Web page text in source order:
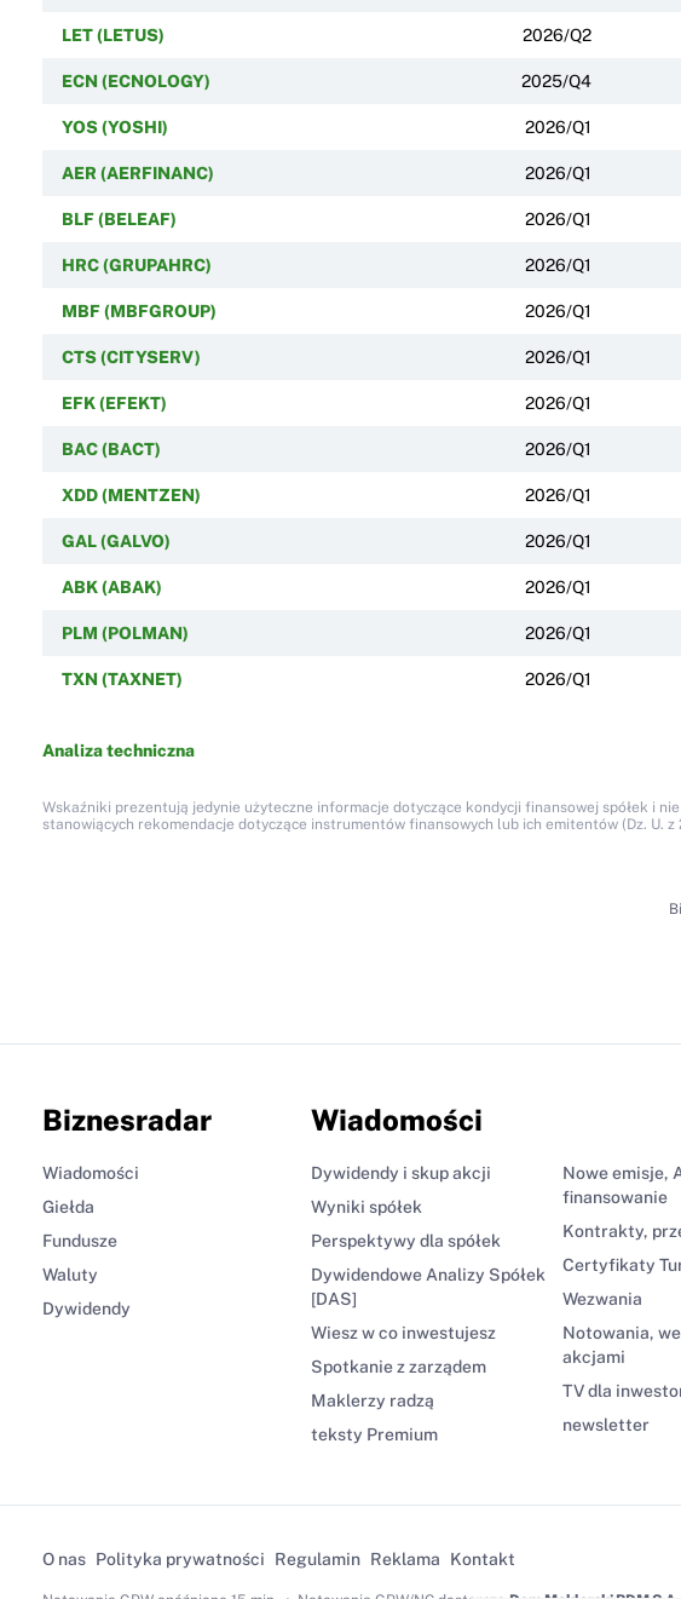
LET (LETUS) 2026/Q2
ECN (ECNOLOGY) 2025/Q4
YOS (YOSHI) 2026/Q1
AER (AERFINANC) 2026/Q1
BLF (BELEAF) 2026/Q1
HRC (GRUPAHRC) 2026/Q1
MBF (MBFGROUP) 2026/Q1
CTS (CITYSERV) 2026/Q1
EFK (EFEKT) 2026/Q1
BAC (BACT) 2026/Q1
XDD (MENTZEN) 2026/Q1
GAL (GALVO) 2026/Q1
ABK (ABAK) 2026/Q1
PLM (POLMAN) 2026/Q1
TXN (TAXNET) 2026/Q1
Analiza techniczna
Wskaźniki prezentują jedynie użyteczne informacje dotyczące kondycji finansowej spółek i
stanowiących rekomendacje dotyczące instrumentów finansowych lub ich emitentów (Dz. U. z
Biznesradar
Wiadomości
Giełda
Fundusze
Waluty
Dywidendy
Wiadomości
Dywidendy i skup akcji
Wyniki spółek
Perspektywy dla spółek
Dywidendowe Analizy Spółek
[DAS]
Wiesz w co inwestujesz
Spotkanie z zarządem
Maklerzy radzą
teksty Premium
Nowe emisje,
finansowanie
Kontrakty,
Certyfikaty
Wezwania
Notowania,
akcjami
TV dla
newsletter
O nas Polityka prywatności Regulamin Reklama Kontakt